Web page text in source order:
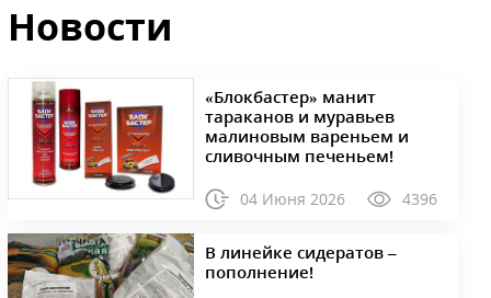
Новости
«Блокбастер» манит
тараканов и муравьев
малиновым вареньем и
сливочным печеньем!
04 Июня 2026 4396
В линейке сидератов –
пополнение!